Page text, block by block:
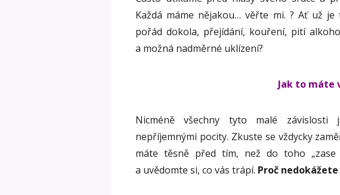
Každá máme nějakou… věřte mi. ? Ať už
pořád dokola, přejídání, kouření, pití
a možná nadměrné uklízení?
Jak to máte
Nicméně všechny tyto malé
nepříjemnými pocity. Zkuste se vždycky
máte těsně před tím, než do toho
a uvědomte si, co vás trápí. Proč